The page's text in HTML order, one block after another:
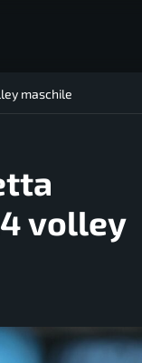
maschile
volley